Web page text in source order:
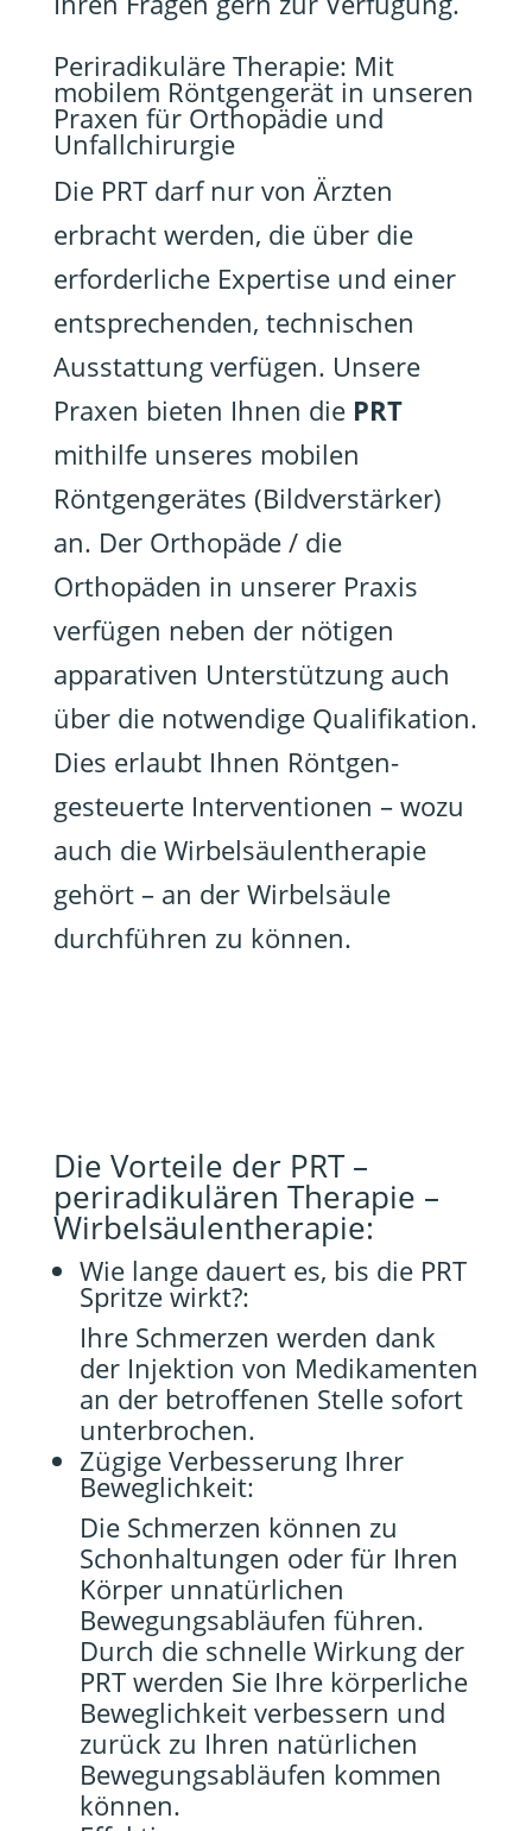
Periradikuläre Therapie: Mit
mobilem Röntgengerät in unseren
Praxen für Orthopädie und
Unfallchirurgie
Die PRT darf nur von Ärzten
erbracht werden, die über die
erforderliche Expertise und einer
entsprechenden, technischen
Ausstattung verfügen. Unsere
Praxen bieten Ihnen die PRT
mithilfe unseres mobilen
Röntgengerätes (Bildverstärker)
an. Der Orthopäde / die
Orthopäden in unserer Praxis
verfügen neben der nötigen
apparativen Unterstützung auch
über die notwendige Qualifikation.
Dies erlaubt Ihnen Röntgen-
gesteuerte Interventionen – wozu
auch die Wirbelsäulentherapie
gehört – an der Wirbelsäule
durchführen zu können.
Die Vorteile der PRT –
periradikulären Therapie –
Wirbelsäulentherapie:
Wie lange dauert es, bis die PRT
Spritze wirkt?:
Ihre Schmerzen werden dank
der Injektion von Medikamenten
an der betroffenen Stelle sofort
unterbrochen.
Zügige Verbesserung Ihrer
Beweglichkeit:
Die Schmerzen können zu
Schonhaltungen oder für Ihren
Körper unnatürlichen
Bewegungsabläufen führen.
Durch die schnelle Wirkung der
PRT werden Sie Ihre körperliche
Beweglichkeit verbessern und
zurück zu Ihren natürlichen
Bewegungsabläufen kommen
können.